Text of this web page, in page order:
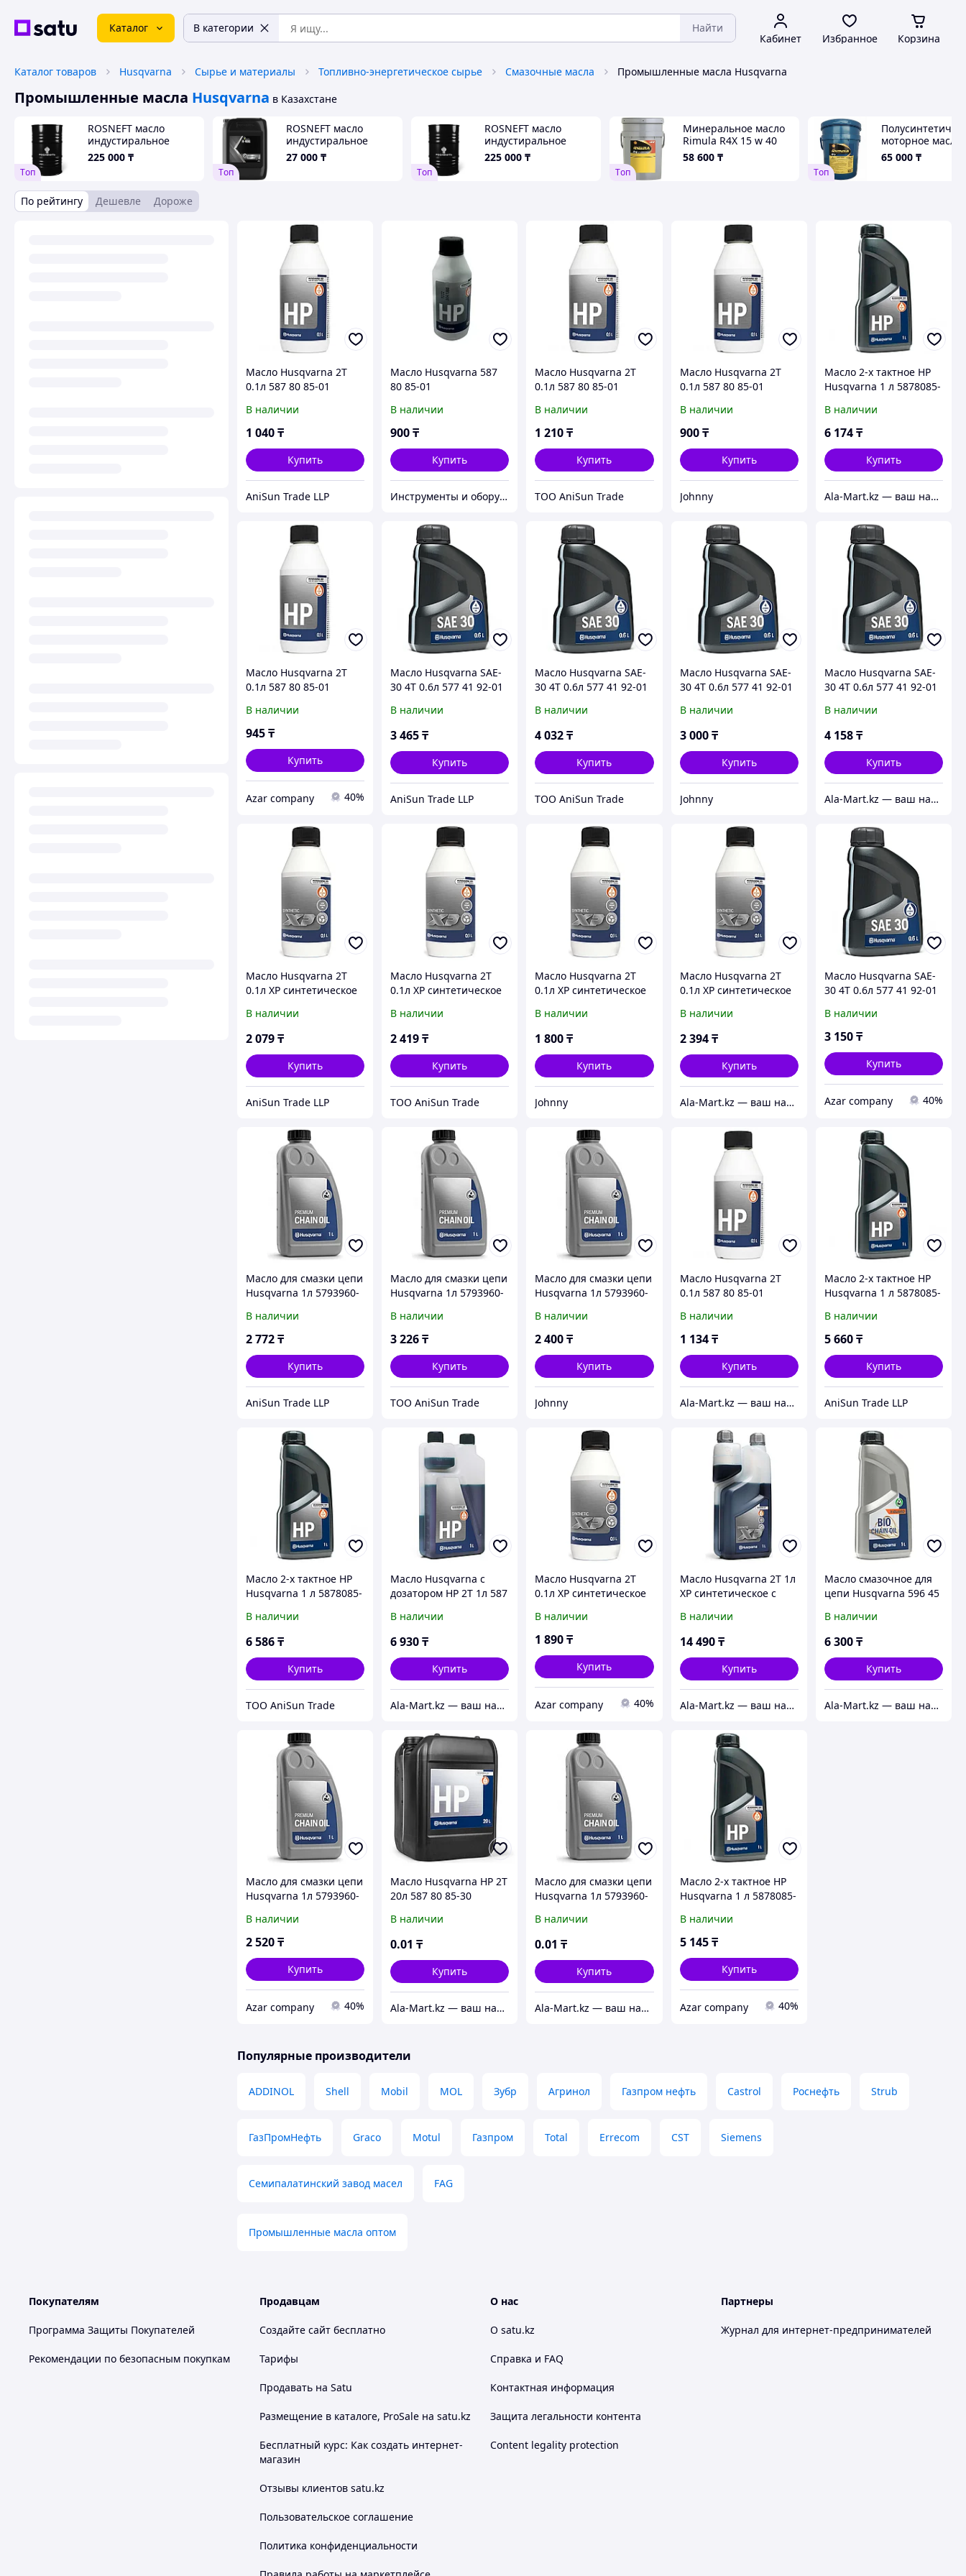
Каталог В категории Найти
Кабинет Избранное Корзина
Каталог товаров Husqvarna Сырье и материалы Топливно-энергетическое сырье Смазочные масла Промышленные масла Husqvarna
Промышленные масла Husqvarna в Казахстане
Tоп
ROSNEFT масло
индустиральное
И-20А 205л
225 000 ₸
Tоп
ROSNEFT масло
индустиральное
И-40А 20л
27 000 ₸
Tоп
ROSNEFT масло
индустиральное
И-40А 205л
225 000 ₸
Tоп
Минеральное масло
Rimula R4X 15 w 40
(20 литров)
58 600 ₸
Tоп
моторное масло
Rimula R5E
(ведро 20
65 000 ₸
По рейтингу Дешевле Дороже
Масло Husqvarna 2Т
0.1л 587 80 85-01
В наличии
1 040₸
Купить
AniSun Trade LLP
Масло Husqvarna 587
80 85-01
В наличии
900₸
Купить
Инструменты и оборудование StellarTrade
Масло Husqvarna 2Т
0.1л 587 80 85-01
В наличии
1 210₸
Купить
ТОО AniSun Trade
Масло Husqvarna 2Т
0.1л 587 80 85-01
В наличии
900 ₸
Купить
Johnny
Масло 2-х тактное HP
Husqvarna 1 л 5878085-
В наличии
6 174₸
Купить
Ala-Mart.kz — ваш надежный партнер в мире качественных товаров.
Масло Husqvarna 2Т
0.1л 587 80 85-01
В наличии
945₸
Купить
Azar company 40%
Масло Husqvarna SAE-
30 4Т 0.6л 577 41 92-01
В наличии
3 465₸
Купить
AniSun Trade LLP
Масло Husqvarna SAE-
30 4Т 0.6л 577 41 92-01
В наличии
4 032₸
Купить
ТОО AniSun Trade
Масло Husqvarna SAE-
30 4Т 0.6л 577 41 92-01
В наличии
3 000 ₸
Купить
Johnny
Масло Husqvarna SAE-
30 4Т 0.6л 577 41 92-01
В наличии
4 158₸
Купить
Ala-Mart.kz — ваш надежный партнер в мире качественных товаров.
Масло Husqvarna 2Т
0.1л XP синтетическое
В наличии
2 079₸
Купить
AniSun Trade LLP
Масло Husqvarna 2Т
0.1л XP синтетическое
В наличии
2 419₸
Купить
ТОО AniSun Trade
Масло Husqvarna 2Т
0.1л XP синтетическое
В наличии
1 800₸
Купить
Johnny
Масло Husqvarna 2Т
0.1л XP синтетическое
В наличии
2 394 ₸
Купить
Ala-Mart.kz — ваш надежный партнер в мире качественных товаров.
Масло Husqvarna SAE-
30 4Т 0.6л 577 41 92-01
В наличии
3 150₸
Купить
Azar company 40%
Масло для смазки цепи
Husqvarna 1л 5793960-
В наличии
2 772₸
Купить
AniSun Trade LLP
Масло для смазки цепи
Husqvarna 1л 5793960-
В наличии
3 226₸
Купить
ТОО AniSun Trade
Масло для смазки цепи
Husqvarna 1л 5793960-
В наличии
2 400₸
Купить
Johnny
Масло Husqvarna 2Т
0.1л 587 80 85-01
В наличии
1 134 ₸
Купить
Ala-Mart.kz — ваш надежный партнер в мире качественных товаров.
Масло 2-х тактное HP
Husqvarna 1 л 5878085-
В наличии
5 660₸
Купить
AniSun Trade LLP
Масло 2-х тактное HP
Husqvarna 1 л 5878085-
В наличии
6 586₸
Купить
ТОО AniSun Trade
Масло Husqvarna с
дозатором HP 2Т 1л 587
В наличии
6 930₸
Купить
Ala-Mart.kz — ваш надежный партнер в мире качественных товаров.
Масло Husqvarna 2Т
0.1л XP синтетическое
В наличии
1 890₸
Купить
Azar company 40%
Масло Husqvarna 2Т 1л
XP синтетическое с
В наличии
14 490 ₸
Купить
Ala-Mart.kz — ваш надежный партнер в мире качественных товаров.
Масло смазочное для
цепи Husqvarna 596 45
В наличии
6 300₸
Купить
Ala-Mart.kz — ваш надежный партнер в мире качественных товаров.
Масло для смазки цепи
Husqvarna 1л 5793960-
В наличии
2 520₸
Купить
Azar company 40%
Масло Husqvarna HP 2Т
20л 587 80 85-30
В наличии
0.01 ₸
Купить
Ala-Mart.kz — ваш надежный партнер в мире качественных товаров.
Масло для смазки цепи
Husqvarna 1л 5793960-
В наличии
0.01 ₸
Купить
Ala-Mart.kz — ваш надежный партнер в мире качественных товаров.
Масло 2-х тактное HP
Husqvarna 1 л 5878085-
В наличии
5 145 ₸
Купить
Azar company 40%
Популярные производители
ADDINOL Shell Mobil MOL Зубр Агринол Газпром нефть Castrol Роснефть Strub
ГазПромНефть Graco Motul Газпром Total Errecom CST Siemens
Семипалатинский завод масел FAG
Промышленные масла оптом
Покупателям
Программа Защиты Покупателей
Рекомендации по безопасным покупкам
Продавцам
Создайте сайт бесплатно
Тарифы
Продавать на Satu
Размещение в каталоге, ProSale на satu.kz
Бесплатный курс: Как создать интернет-
магазин
Отзывы клиентов satu.kz
Пользовательское соглашение
Политика конфиденциальности
О нас
О satu.kz
Справка и FAQ
Контактная информация
Защита легальности контента
Content legality protection
Партнеры
Журнал для интернет-предпринимателей